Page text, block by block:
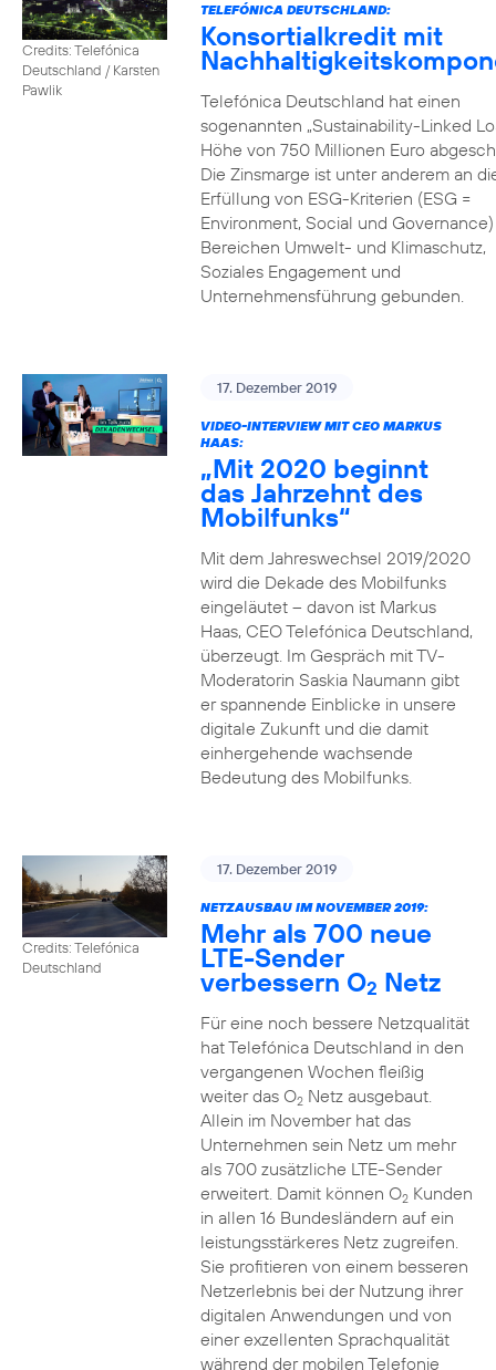
Credits: Telefónica
Deutschland / Karsten
Pawlik
TELEFÓNICA DEUTSCHLAND:
Konsortialkredit mit
Telefónica Deutschland hat einen
sogenannten „Sustainability-Linked
Höhe von 750 Millionen Euro
Die Zinsmarge ist unter anderem an
Erfüllung von ESG-Kriterien (ESG =
Environment, Social und
Bereichen Umwelt- und Klimaschutz,
Soziales Engagement und
Unternehmensführung gebunden.
17. Dezember 2019
VIDEO-INTERVIEW MIT CEO MARKUS
HAAS:
„Mit 2020 beginnt
das Jahrzehnt des
Mobilfunks“
Mit dem Jahreswechsel 2019/2020
wird die Dekade des Mobilfunks
eingeläutet – davon ist Markus
Haas, CEO Telefónica Deutschland,
überzeugt. Im Gespräch mit TV-
Moderatorin Saskia Naumann gibt
er spannende Einblicke in unsere
digitale Zukunft und die damit
einhergehende wachsende
Bedeutung des Mobilfunks.
Credits: Telefónica
Deutschland
17. Dezember 2019
NETZAUSBAU IM NOVEMBER 2019:
Mehr als 700 neue
LTE-Sender
verbessern O2 Netz
Für eine noch bessere Netzqualität
hat Telefónica Deutschland in den
vergangenen Wochen fleißig
weiter das O2Netz ausgebaut.
Allein im November hat das
Unternehmen sein Netz um mehr
als 700 zusätzliche LTE-Sender
erweitert. Damit können O2Kunden
in allen 16 Bundesländern auf ein
leistungsstärkeres Netz zugreifen.
Sie profitieren von einem besseren
Netzerlebnis bei der Nutzung ihrer
digitalen Anwendungen und von
einer exzellenten Sprachqualität
während der mobilen Telefonie